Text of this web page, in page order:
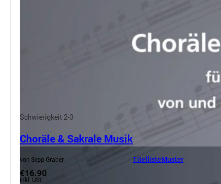
Schwierigkeit 2-3
Choräle & Sakrale Musik
von Sepp Graber TitellisteMuster
€16.90
inkl. USt.